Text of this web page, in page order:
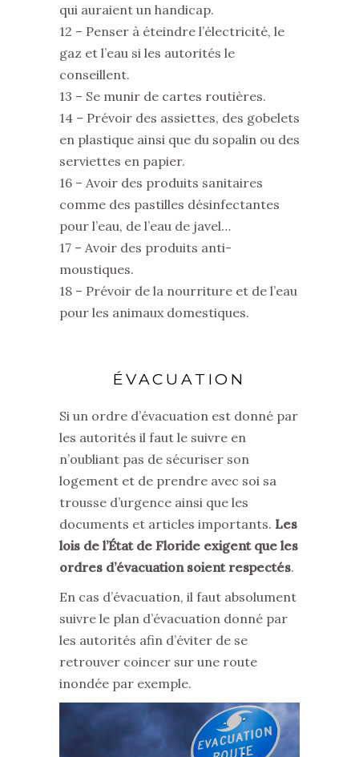
qui auraient un handicap.
12 – Penser à éteindre l’électricité, le
gaz et l’eau si les autorités le
conseillent.
13 – Se munir de cartes routières.
14 – Prévoir des assiettes, des gobelets
en plastique ainsi que du sopalin ou des
serviettes en papier.
16 – Avoir des produits sanitaires
comme des pastilles désinfectantes
pour l’eau, de l’eau de javel…
17 – Avoir des produits anti-
moustiques.
18 – Prévoir de la nourriture et de l’eau
pour les animaux domestiques.
ÉVACUATION
Si un ordre d’évacuation est donné par
les autorités il faut le suivre en
n’oubliant pas de sécuriser son
logement et de prendre avec soi sa
trousse d’urgence ainsi que les
documents et articles importants. Les
lois de l’État de Floride exigent que les
ordres d’évacuation soient respectés.
En cas d’évacuation, il faut absolument
suivre le plan d’évacuation donné par
les autorités afin d’éviter de se
retrouver coincer sur une route
inondée par exemple.